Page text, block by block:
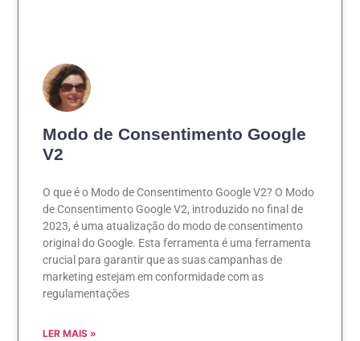
Modo de Consentimento Google
V2
O que é o Modo de Consentimento Google V2? O Modo
de Consentimento Google V2, introduzido no final de
2023, é uma atualização do modo de consentimento
original do Google. Esta ferramenta é uma ferramenta
crucial para garantir que as suas campanhas de
marketing estejam em conformidade com as
regulamentações
LER MAIS »